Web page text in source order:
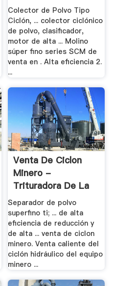
Colector de Polvo Tipo
Ciclón, ... colector ciclónico
de polvo, clasificador,
motor de alta ... Molino
súper fino series SCM de
venta en . Alta eficiencia 2.
...
Venta De Ciclon
Minero -
Trituradora De La
Planta .
Separador de polvo
superfino ti; ... de alta
eficiencia de reducción y
de alta ... venta de ciclon
minero. Venta caliente del
ciclón hidráulico del equipo
minero ...